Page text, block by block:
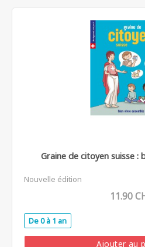
Graine de citoyen suisse :
Nouvelle édition
11.90
De 0 à 1 an
Ajouter au